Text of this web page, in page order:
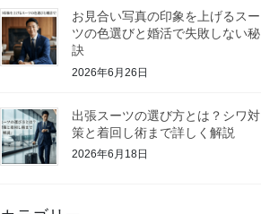
お見合い写真の印象を上げるスー
ツの色選びと婚活で失敗しない秘
訣
2026年6月26日
出張スーツの選び方とは？シワ対
策と着回し術まで詳しく解説
2026年6月18日